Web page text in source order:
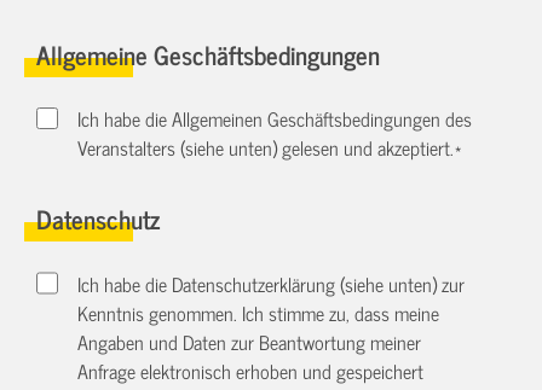
Allgemeine Geschäftsbedingungen
Ich habe die Allgemeinen Geschäftsbedingungen des
Veranstalters (siehe unten) gelesen und akzeptiert.*
Datenschutz
Ich habe die Datenschutzerklärung (siehe unten) zur
Kenntnis genommen. Ich stimme zu, dass meine
Angaben und Daten zur Beantwortung meiner
Anfrage elektronisch erhoben und gespeichert